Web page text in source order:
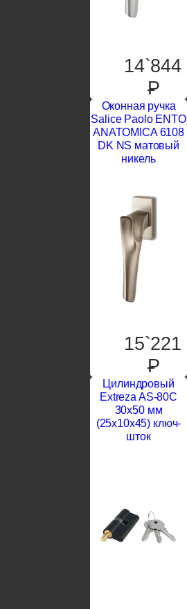
14`844
P
Оконная ручка
Salice Paolo ENTO
ANATOMICA 6108
DK NS матовый
никель
15`221
P
Цилиндровый
Extreza AS-80C
30x50 мм
(25x10x45) ключ-
шток